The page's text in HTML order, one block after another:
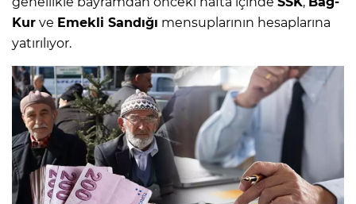
Kur ve Emekli Sandığı mensuplarının hesaplarına
yatırılıyor.